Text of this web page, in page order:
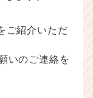
ご紹介いただ
いのご連絡を